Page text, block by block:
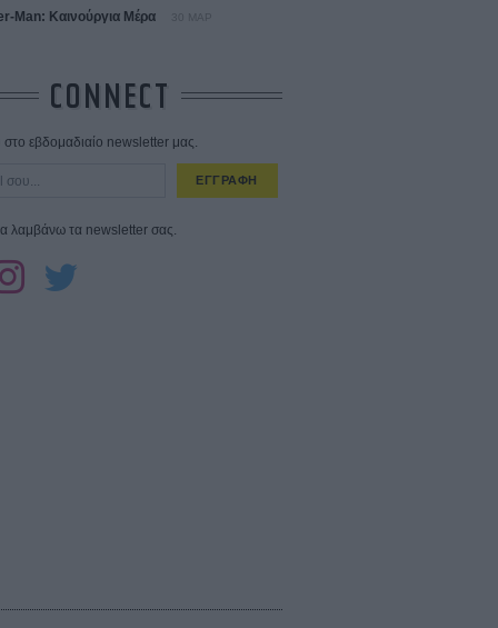
Man: Καινούργια Μέρα 30 ΜΑΡ
CONNECT
εβδομαδιαίο newsletter μας.
ΕΓΓΡΑΦΗ
λαμβάνω τα newsletter σας.